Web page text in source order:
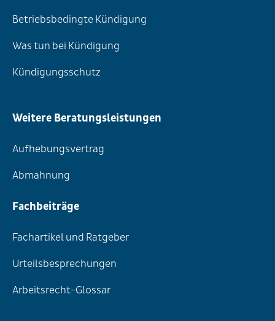
Betriebsbedingte Kündigung
Was tun bei Kündigung
Kündigungsschutz
Weitere Beratungsleistungen
Aufhebungsvertrag
Abmahnung
Fachbeiträge
Fachartikel und Ratgeber
Urteilsbesprechungen
Arbeitsrecht-Glossar